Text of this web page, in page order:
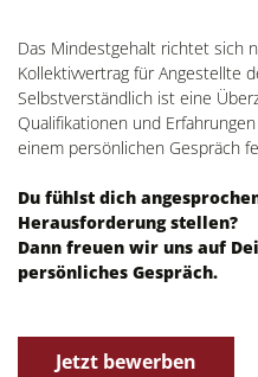
Das Mindestgehalt richtet sich
Kollektivvertrag für Angestellte
Selbstverständlich ist eine
Qualifikationen und
einem persönlichen Gespräch
Du fühlst dich
Herausforderung stellen?
Dann freuen wir uns auf
persönliches Gespräch.
Jetzt bewerben